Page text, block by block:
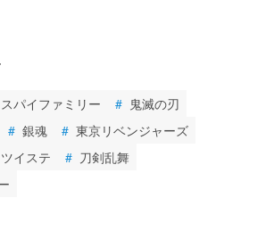
スパイファミリー # 鬼滅の刃
# 銀魂 # 東京リベンジャーズ
ツイステ # 刀剣乱舞